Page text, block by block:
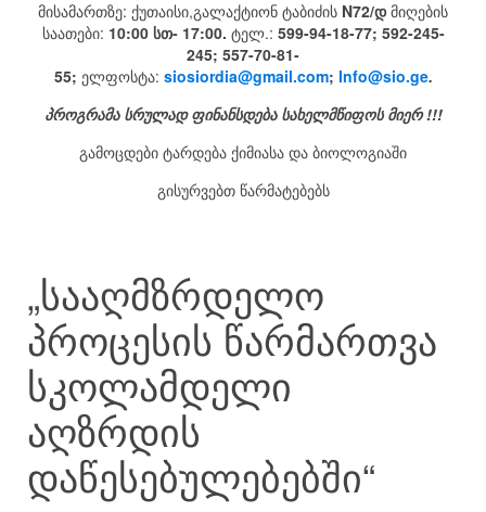
მისამართზე: ქუთაისი,გალაქტიონ ტაბიძის N72/დმიღების
საათები: 10:00 სთ- 17:00. ტელ.: 599-94-18-77; 592-245-
245; 557-70-81-
55; ელფოსტა: siosiordia@gmail.com; Info@sio.ge.
პროგრამა სრულად ფინანსდება სახელმწიფოს მიერ !!!
გამოცდები ტარდება ქიმიასა და ბიოლოგიაში
გისურვებთ წარმატებებს
„სააღმზრდელო
პროცესის წარმართვა
სკოლამდელი
აღზრდის
დაწესებულებებში“